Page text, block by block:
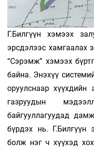
Г.Билгүүн хэмээх
эрсдэлээс хамгаалах
“Сэрэмж” хэмээх
байна. Энэхүү
оруулснаар
газруудын
байгууллагуудад
бүрдэх нь. Г.Билгүүн
болж нэг ч хүүхэд